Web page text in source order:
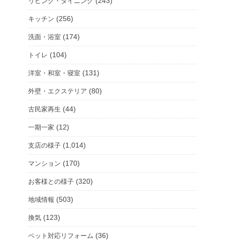
キッチン (256)
洗面・浴室 (174)
トイレ (104)
洋室・和室・寝室 (131)
外壁・エクステリア (80)
古民家再生 (44)
一期一家 (12)
支店の様子 (1,014)
マンション (170)
お客様との様子 (320)
地域情報 (503)
換気 (123)
ペット対応リフォーム (36)